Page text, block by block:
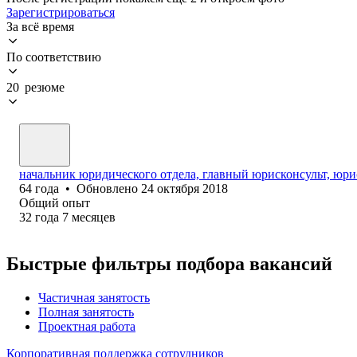
Зарегистрироваться
За всё время
По соответствию
20 резюме
начальник юридического отдела, главный юрисконсульт,
64 года • Обновлено 24 октября 2018
Общий опыт
32 года 7 месяцев
Быстрые фильтры подбора вакансий
Частичная занятость
Полная занятость
Проектная работа
Корпоративная поддержка сотрудников